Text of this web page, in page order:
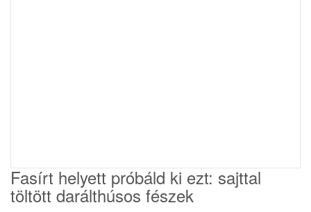
Fasírt helyett próbáld ki ezt: sajttal
töltött darálthúsos fészek